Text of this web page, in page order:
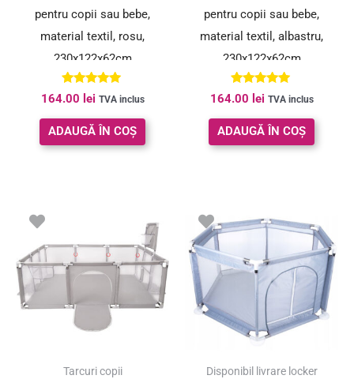
pentru copii sau bebe,
material textil, rosu,
230x122x62cm
Evaluat la
4.89
din 5
164.00 lei TVA inclus
ADAUGĂ ÎN COȘ
pentru copii sau bebe,
material textil, albastru,
230x122x62cm
Evaluat la
5.00
din 5
164.00 lei TVA inclus
ADAUGĂ ÎN COȘ
Tarcuri copii Disponibil livrare locker